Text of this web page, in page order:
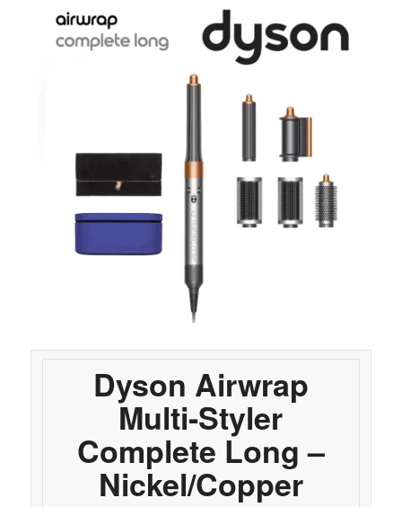
Dyson Airwrap
Multi-Styler
Complete Long –
Nickel/Copper